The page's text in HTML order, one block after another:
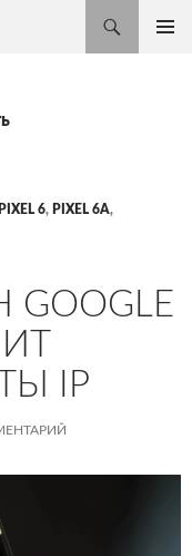
PIXEL 6, PIXEL 6A,
IP